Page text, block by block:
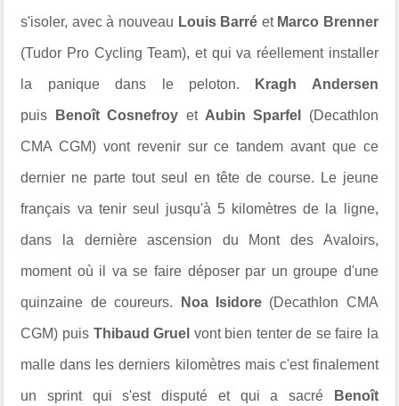
s'isoler, avec à nouveau Louis Barré et Marco Brenner
(Tudor Pro Cycling Team), et qui va réellement installer
la panique dans le peloton. Kragh Andersen
puis Benoît Cosnefroy et Aubin Sparfel (Decathlon
CMA CGM) vont revenir sur ce tandem avant que ce
dernier ne parte tout seul en tête de course. Le jeune
français va tenir seul jusqu'à 5 kilomètres de la ligne,
dans la dernière ascension du Mont des Avaloirs,
moment où il va se faire déposer par un groupe d'une
quinzaine de coureurs. Noa Isidore (Decathlon CMA
CGM) puis Thibaud Gruel vont bien tenter de se faire la
malle dans les derniers kilomètres mais c'est finalement
un sprint qui s'est disputé et qui a sacré Benoît